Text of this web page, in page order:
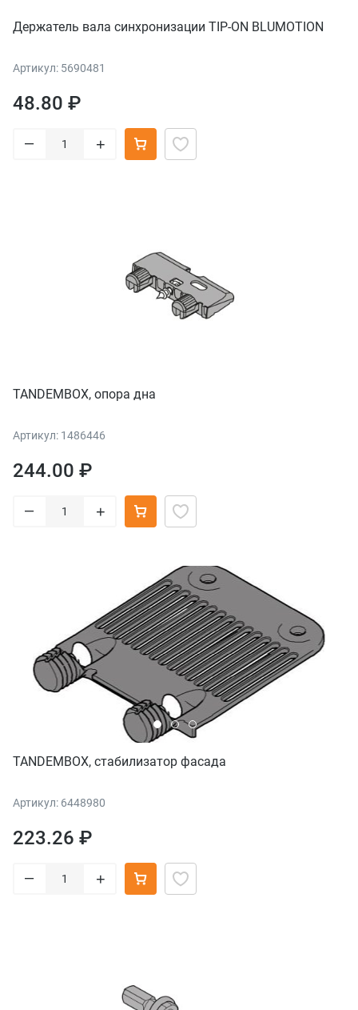
Держатель вала синхронизации TIP-ON BLUMOTION
Артикул: 5690481
48.80 ₽
– +
TANDEMBOX, опора дна
Артикул: 1486446
244.00 ₽
– +
TANDEMBOX, стабилизатор фасада
Артикул: 6448980
223.26 ₽
– +